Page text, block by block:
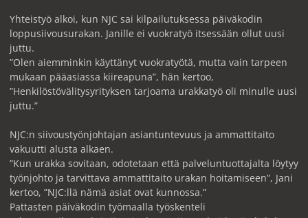
Yhteistyö alkoi, kun NJC sai kilpailutuksessa päiväkodin
loppusiivousurakan. Janille ei vuokratyö itsessään ollut uusi
juttu.
”Olen aiemminkin käyttänyt vuokratyötä, mutta vain tarpeen
mukaan pääasiassa kiireapuna”, hän kertoo,
”Henkilöstövälitysyrityksen tarjoama urakkatyö oli minulle uusi
juttu.”
NJC:n siivoustyönjohtajan asiantuntevuus ja ammattitaito
vakuutti alusta alkaen.
”Kun urakka sovitaan, odotetaan että palveluntuottajalta löytyy
työnjohto ja tarvittava ammattitaito urakan hoitamiseen”, Jani
kertoo, ”NJC:llä nämä asiat ovat kunnossa.”
Pattasten päiväkodin työmaalla työskenteli